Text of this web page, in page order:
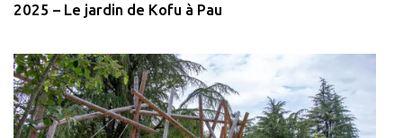
2025 – Le jardin de Kofu à Pau